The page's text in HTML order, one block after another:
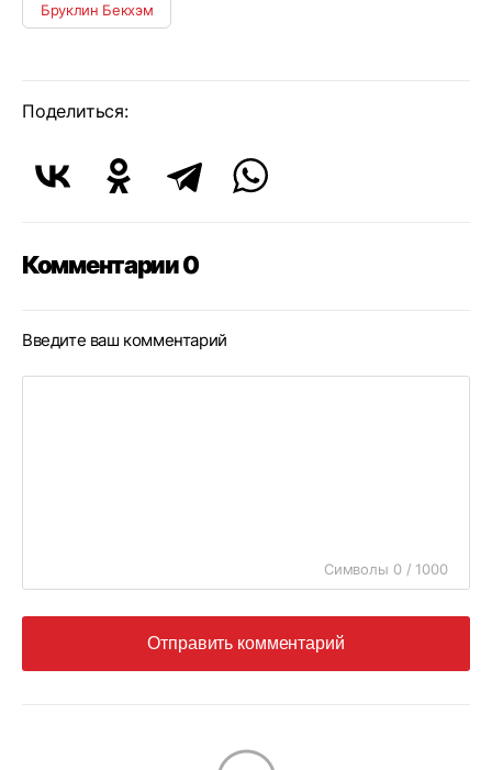
Бруклин Бекхэм
Поделиться:
Комментарии 0
Введите ваш комментарий
Символы 0 / 1000
Отправить комментарий